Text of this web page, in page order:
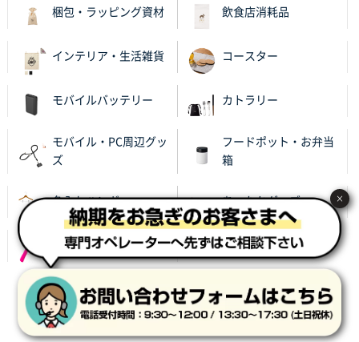
梱包・ラッピング資材 飲食店消耗品
インテリア・生活雑貨 コースター
モバイルバッテリー カトラリー
モバイル・PC周辺グッ
ズ
フードポット・お弁当
箱
名入れハンガー あったかグッズ
レイングッズ
サイト利用規約 プライバシーポリシー
会社概要
特定商取引に基づく表記
×